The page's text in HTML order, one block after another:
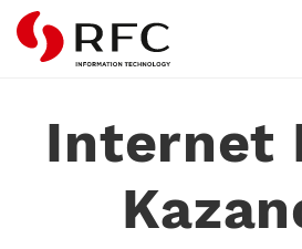
RFC
Internet